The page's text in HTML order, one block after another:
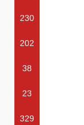
230
202
38
23
329